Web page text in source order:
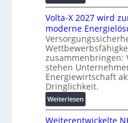
l
ö
s
u
n
g
e
n
t
z
u
n
d
d
i
g
i
t
M
a
s
c
h
i
n
e
n
b
a
Volta-X 2027 wird
moderne
zusammenbringen:
stehen
Energiewirtschaft
Dringlichkeit.
Weiterlesen:
V
o
Weiterentwickelte